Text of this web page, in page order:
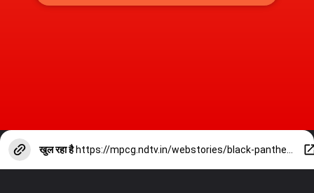
खुल रहा है https://mpcg.ndtv.in/webstories/black-panther-in-rajnandgaon-kanker-know-why-special-34188